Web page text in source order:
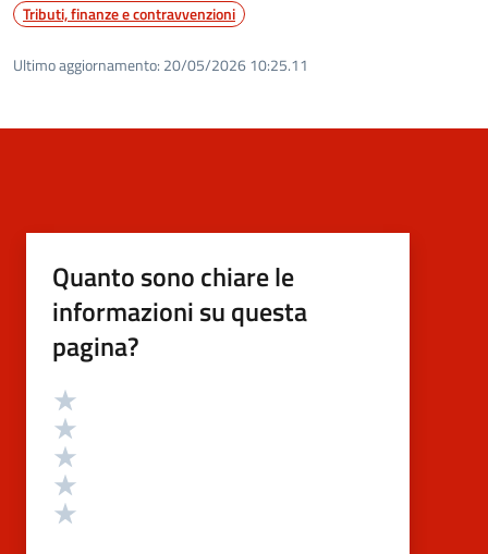
Tributi, finanze e contravvenzioni
Ultimo aggiornamento: 20/05/2026 10:25.11
Quanto sono chiare le
informazioni su questa
pagina?
Valutazione